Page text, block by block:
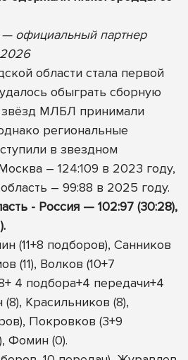
— официальный партнер
области стала первой
обыграть сборную
звёзд МЛБЛ принимали
региональные
в звездном
– 124:109 в 2023 году,
– 99:88 в 2025 году.
- Россия — 102:97 (30:28),
(11+8 подборов), Санников
(11), Волков (10+7
4 подбора+4 передачи+4
Красильников (8),
Покровков (3+9
Фомин (0).